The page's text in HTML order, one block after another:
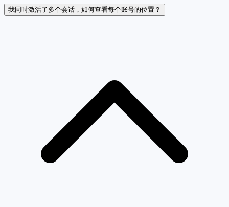
我同时激活了多个会话，如何查看每个账号的位置？